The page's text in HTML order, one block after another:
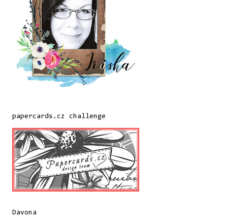
papercards.cz challenge
Davona